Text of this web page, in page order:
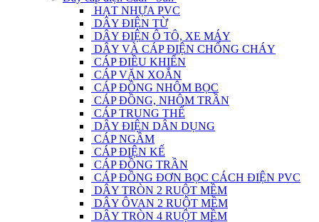
HẠT NHỰA PVC
DÂY ĐIỆN TỪ
DÂY ĐIỆN Ô TÔ, XE MÁY
DÂY VÀ CÁP ĐIỆN CHỐNG CHÁY
CÁP ĐIỀU KHIỂN
CÁP VẶN XOẮN
CÁP ĐỒNG NHÔM BỌC
CÁP ĐỒNG, NHÔM TRẦN
CÁP TRUNG THẾ
DÂY ĐIỆN DÂN DỤNG
CÁP NGẦM
CÁP ĐIỆN KẾ
CÁP ĐỒNG TRẦN
CÁP ĐỒNG ĐƠN BỌC CÁCH ĐIỆN PVC
DÂY TRÒN 2 RUỘT MỀM
DÂY ÔVAN 2 RUỘT MỀM
DÂY TRÒN 4 RUỘT MỀM